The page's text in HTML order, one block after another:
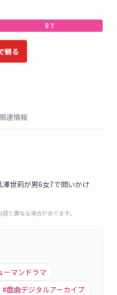
♀7
観る
関連情報
世莉が男6女7で問いかけ
と異なる場合があります。
ーマンドラマ
#戯曲デジタルアーカイブ